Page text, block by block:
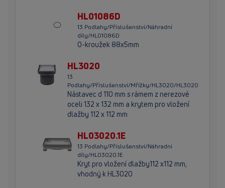
HL01086D
13 Podlahy/Příslušenství/Náhradní
díly/HL01086D
O-kroužek 88x5mm
HL3020
13
Podlahy/Příslušenství/Mřížky/HL3020/HL3020
Nástavec d 110 mm s rámem z nerezové
oceli 132 x 132 mm a krytem pro vložení
dlažby 112 x 112 mm
HL03020.1E
13 Podlahy/Příslušenství/Náhradní
díly/HL03020.1E
Kryt pro vložení dlažby112 x112 mm,
vhodný k HL3020